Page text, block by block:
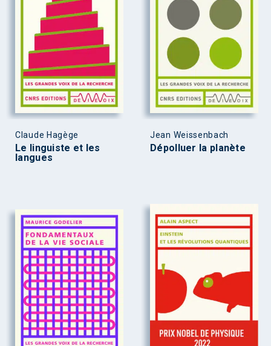
Claude Hagège
Le linguiste et les
langues
Jean Weissenbach
Dépolluer la planète